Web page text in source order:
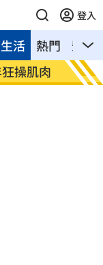
登入
熱門 影音
生活
「白海豚」最